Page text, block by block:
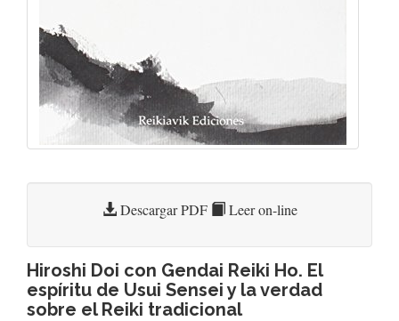
Descargar PDF Leer on-line
Hiroshi Doi con Gendai Reiki Ho. El
espíritu de Usui Sensei y la verdad
sobre el Reiki tradicional